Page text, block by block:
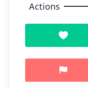
Actions